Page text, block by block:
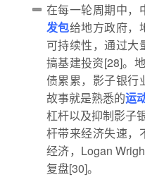
在每一轮周期中，
发包给地方政府，
可持续性，通过大
搞基建投资[28]。
债累累，影子银行
故事就是熟悉的运
杠杆以及抑制影子
杆带来经济失速，
经济，Logan
复盘[30]。